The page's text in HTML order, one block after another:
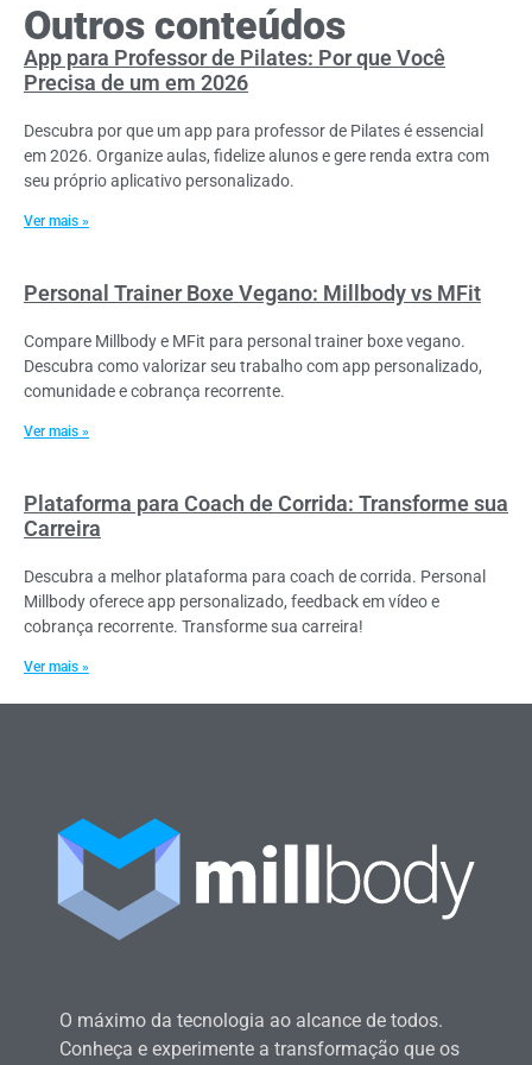
Outros conteúdos
App para Professor de Pilates: Por que Você
Precisa de um em 2026
Descubra por que um app para professor de Pilates é essencial
em 2026. Organize aulas, fidelize alunos e gere renda extra com
seu próprio aplicativo personalizado.
Ver mais »
Personal Trainer Boxe Vegano: Millbody vs MFit
Compare Millbody e MFit para personal trainer boxe vegano.
Descubra como valorizar seu trabalho com app personalizado,
comunidade e cobrança recorrente.
Ver mais »
Plataforma para Coach de Corrida: Transforme sua
Carreira
Descubra a melhor plataforma para coach de corrida. Personal
Millbody oferece app personalizado, feedback em vídeo e
cobrança recorrente. Transforme sua carreira!
Ver mais »
O máximo da tecnologia ao alcance de todos.
Conheça e experimente a transformação que os